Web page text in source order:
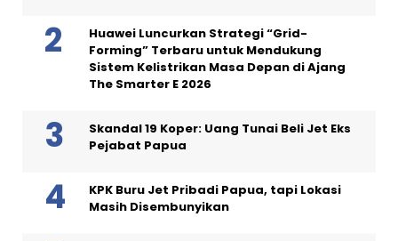
Huawei Luncurkan Strategi “Grid-
Forming” Terbaru untuk Mendukung
Sistem Kelistrikan Masa Depan di Ajang
The Smarter E 2026
Skandal 19 Koper: Uang Tunai Beli Jet Eks
Pejabat Papua
KPK Buru Jet Pribadi Papua, tapi Lokasi
Masih Disembunyikan